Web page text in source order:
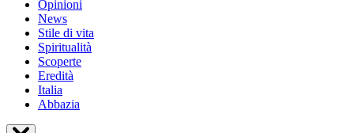
Opinioni
News
Stile di vita
Spiritualità
Scoperte
Eredità
Italia
Abbazia